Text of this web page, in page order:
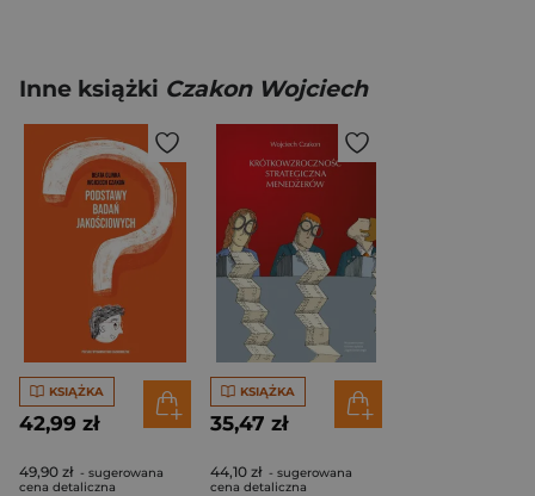
Inne książki Czakon Wojciech
KSIĄŻKA
42,99 zł
49,90 zł - sugerowana
cena detaliczna
KSIĄŻKA
35,47 zł
44,10 zł - sugerowana
cena detaliczna